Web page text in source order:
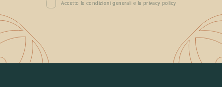
Accetto le condizioni generali e la privacy policy